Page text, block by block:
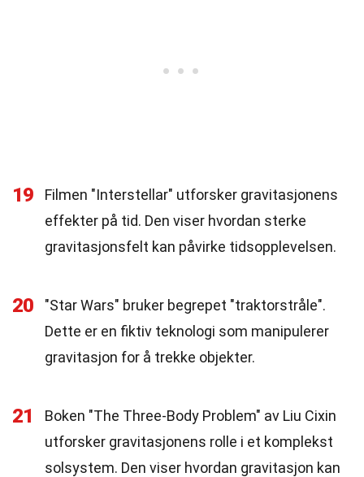
19
Filmen "Interstellar" utforsker gravitasjonens
effekter på tid. Den viser hvordan sterke
gravitasjonsfelt kan påvirke tidsopplevelsen.
20
"Star Wars" bruker begrepet "traktorstråle".
Dette er en fiktiv teknologi som manipulerer
gravitasjon for å trekke objekter.
21
Boken "The Three-Body Problem" av Liu Cixin
utforsker gravitasjonens rolle i et komplekst
solsystem. Den viser hvordan gravitasjon kan